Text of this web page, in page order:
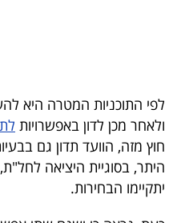
5
המילון
הכלכלי
פודקאסט
לפי התוכניות המטרה היא
ולאחר מכן לדון באפשרויות
חוץ מזה, הוועד תדון גם
היתר, בסוגיית היציאה
יתקיימו הבחירות.